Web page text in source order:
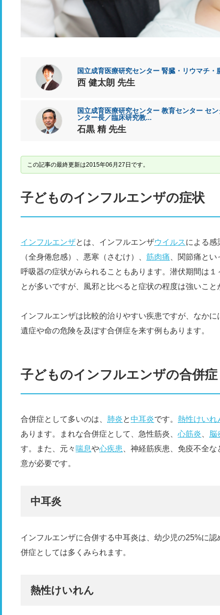
国立成育医療研究センター 腎臓・リウマチ・
西 健太朗 先生
国立成育医療研究センター 教育センター セ
ンター長／臨床研究教...
石黒 精 先生
この記事の最終更新は2015年06月27日です。
子どものインフルエンザの症状
インフルエンザとは、インフルエンザウイルスによる感
（全身倦怠感）、悪寒（さむけ）、 筋肉痛 、関節痛と
呼吸器の症状がみられることもあります。潜伏期間は
とが多いですが、風邪と比べると症状の程度は強いこと
インフルエンザは比較的治りやすい疾患ですが、なか
遺症や命の危険を及ぼす合併症を来す例もあります。
子どものインフルエンザの合併症
合併症として多いのは、 肺炎と中耳炎です。 熱性けいれ
あります。まれな合併症として、急性筋炎、 心筋炎
脳
す。また、元々 喘息や心疾患
、神経筋疾患、免疫不全
意が必要です。
中耳炎
インフルエンザに合併する中耳炎は、幼少児の25%に
併症としては多くみられます。
熱性けいれん